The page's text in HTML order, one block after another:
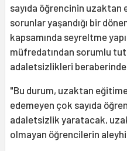
sayıda öğrencinin
sorunlar yaşandığı bir
kapsamında seyreltme
müfredatından sorumlu
adaletsizlikleri
"Bu durum, uzaktan
edemeyen çok sayıda
adaletsizlik yaratacak,
olmayan öğrencilerin